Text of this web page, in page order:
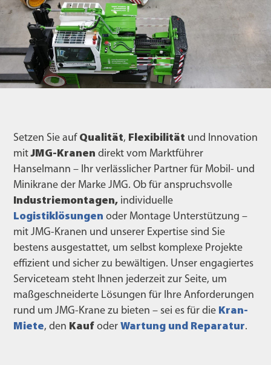
Setzen Sie auf Qualität, Flexibilität und Innovation
mitJMG-Kranen direkt vom Marktführer
Hanselmann – Ihr verlässlicher Partner für Mobil- und
Minikrane der Marke JMG. Ob für anspruchsvolle
Industriemontagen, individuelle
Logistiklösungen oder Montage Unterstützung –
mit JMG-Kranen und unserer Expertise sind Sie
bestens ausgestattet, um selbst komplexe Projekte
effizient und sicher zu bewältigen. Unser engagiertes
Serviceteam steht Ihnen jederzeit zur Seite, um
maßgeschneiderte Lösungen für Ihre Anforderungen
rund um JMG-Krane zu bieten – sei es für die Kran-
Miete, den Kauf oder Wartung und Reparatur.